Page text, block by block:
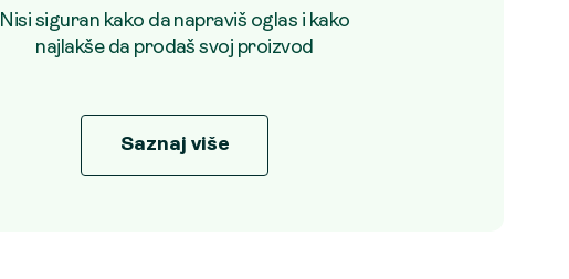
Nisi siguran kako da napraviš oglas i kako
najlakše da prodaš svoj proizvod
Saznaj više